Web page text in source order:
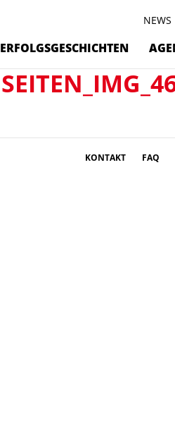
NEWS
ERFOLGSGESCHICHTEN
KONTAKT FAQ